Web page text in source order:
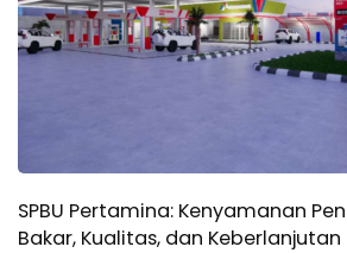
SPBU Pertamina: Kenyamanan
Bakar, Kualitas, dan Keberlanjutan